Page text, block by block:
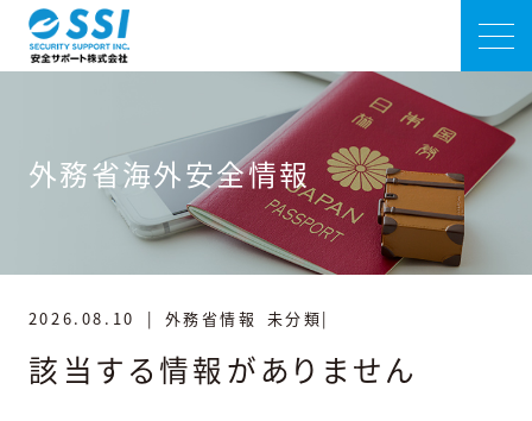
外務省海外安全情報
2026.08.10 | 外務省情報 未分類|
該当する情報がありません